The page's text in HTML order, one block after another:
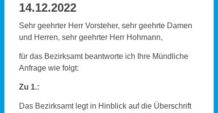
14.12.2022
Sehr geehrter Herr Vorsteher, sehr geehrte Damen
und Herren, sehr geehrter Herr Hohmann,
für das Bezirksamt beantworte ich Ihre Mündliche
Anfrage wie folgt:
Zu 1.:
Das Bezirksamt legt in Hinblick auf die Überschrift